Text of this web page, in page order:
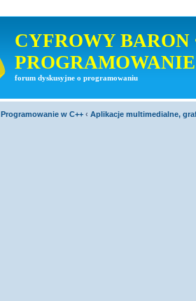
CYFROWY BARON
PROGRAMOWANIE
forum dyskusyjne o programowaniu
Programowanie w C++ ‹ Aplikacje multimedialne,